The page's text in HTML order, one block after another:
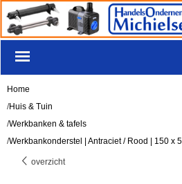
Home
/Huis & Tuin
/Werkbanken & tafels
/Werkbankonderstel | Antraciet / Rood | 150 x
overzicht